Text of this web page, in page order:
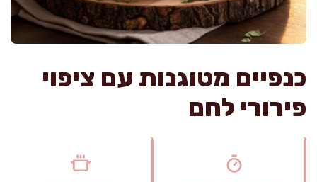
כנפיים מטוגנות עם ציפוי
פירורי לחם